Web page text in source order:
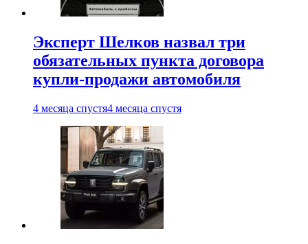
Эксперт Шелков назвал три
обязательных пункта договора
купли-продажи автомобиля
4 месяца спустя4 месяца спустя